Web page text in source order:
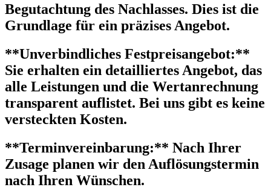
Begutachtung des Nachlasses. Dies ist die
Grundlage für ein präzises Angebot.
**Unverbindliches Festpreisangebot:**
Sie erhalten ein detailliertes Angebot, das
alle Leistungen und die Wertanrechnung
transparent auflistet. Bei uns gibt es keine
versteckten Kosten.
**Terminvereinbarung:** Nach Ihrer
Zusage planen wir den Auflösungstermin
nach Ihren Wünschen.